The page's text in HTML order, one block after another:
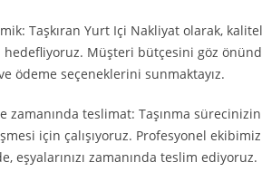
Taşkıran Yurt Içi Nakliyat olarak,
hedefliyoruz. Müşteri bütçesini göz
ödeme seçeneklerini sunmaktayız.
zamanında teslimat: Taşınma
için çalışıyoruz. Profesyonel ekibimiz
eşyalarınızı zamanında teslim ediyoruz.